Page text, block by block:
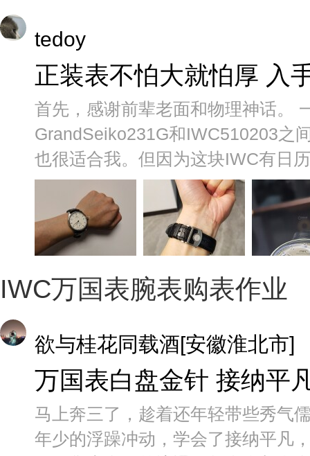
tedoy
正装表不怕大就怕厚 入
首先，感谢前辈老面和物理神话。
GrandSeiko231G和IWC510203之
也很适合我。但因为这块IWC有日
IWC万国表腕表购表作业
欲与桂花同载酒[安徽淮北市]
万国表白盘金针 接纳平
马上奔三了，趁着还年轻带些秀气
年少的浮躁冲动，学会了接纳平凡